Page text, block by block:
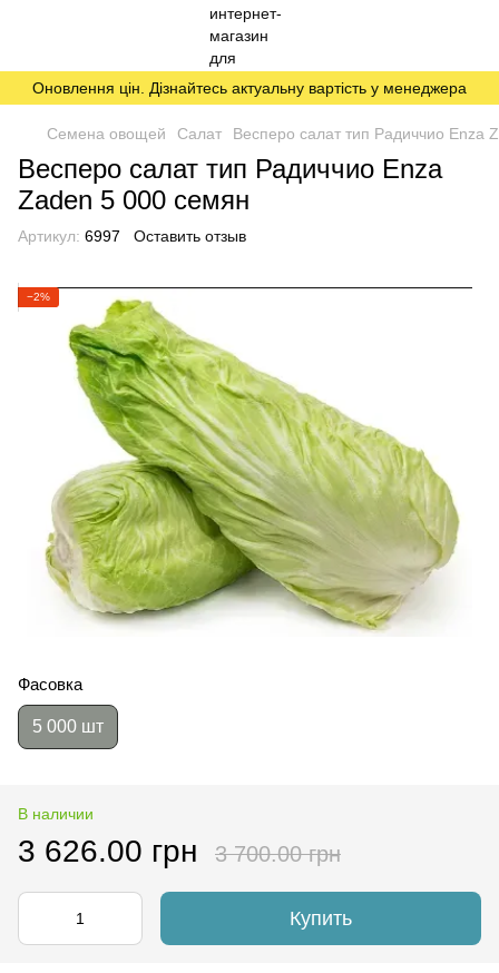
Оновлення цін. Дізнайтесь актуальну вартість у менеджера
Семена овощей Салат Весперо салат тип Радиччио Enza
Весперо салат тип Радиччио Enza
Zaden 5 000 семян
Артикул: 6997 Оставить отзыв
−2%
Фасовка
5 000 шт
В наличии
3 626.00 грн 3 700.00 грн
Купить